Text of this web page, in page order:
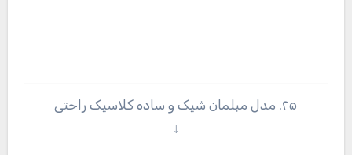
۲۵. مدل مبلمان شیک و ساده کلاسیک راحتی
↓